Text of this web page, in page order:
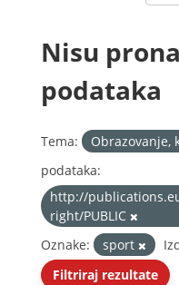
Nisu
podataka
Tema: Obrazovanje,
podataka:
http://
right/PUBLIC
Oznake:
sport
Filtriraj rezultate